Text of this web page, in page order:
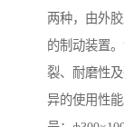
两种，由外
的制动装置
裂、耐磨性
异的使用性